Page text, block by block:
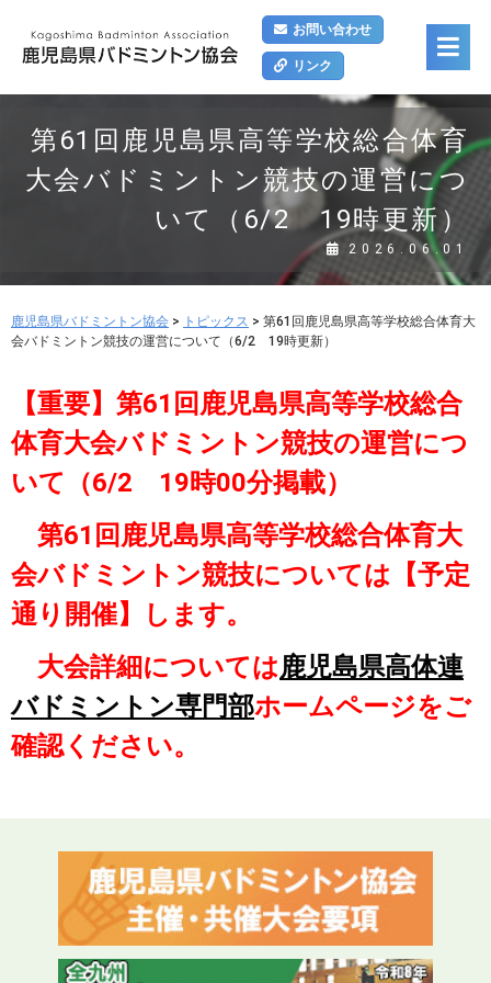
お問い合わせ
リンク
第61回鹿児島県高等学校総合体育
大会バドミントン競技の運営につ
いて（6/2 19時更新）
2026.06.01
鹿児島県バドミントン協会 > トピックス > 第61回鹿児島県高等学校総合体育大
会バドミントン競技の運営について（6/2 19時更新）
【重要】第61回鹿児島県高等学校総合
体育大会バドミントン競技の運営につ
いて（6/2 19時00分掲載）
第61回鹿児島県高等学校総合体育大
会バドミントン競技については【予定
通り開催】します。
大会詳細については鹿児島県高体連
バドミントン専門部ホームページをご
確認ください。